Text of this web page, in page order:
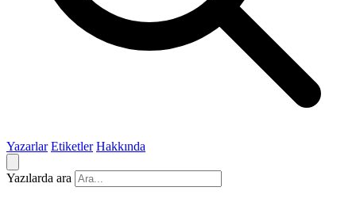
Yazarlar Etiketler Hakkında
Yazılarda ara